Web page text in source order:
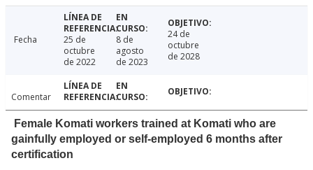
Fecha
25 de
octubre
de 2022
8 de
agosto
de 2023
24 de
octubre
de 2028
Comentar
Female Komati workers trained at Komati who are
gainfully employed or self-employed 6 months after
certification